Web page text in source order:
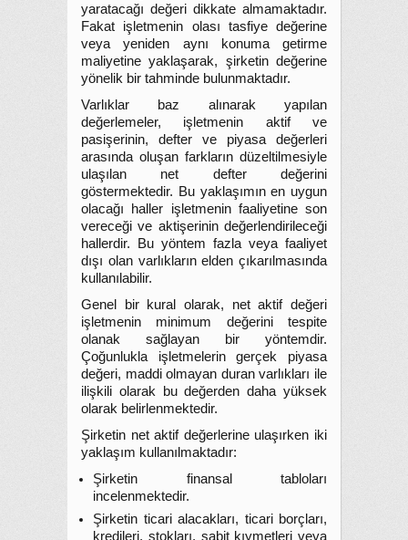
yaratacağı değeri dikkate almamaktadır.
Fakat işletmenin olası tasfiye değerine
veya yeniden aynı konuma getirme
maliyetine yaklaşarak, şirketin değerine
yönelik bir tahminde bulunmaktadır.
Varlıklar baz alınarak yapılan
değerlemeler, işletmenin aktif ve
pasişerinin, defter ve piyasa değerleri
arasında oluşan farkların düzeltilmesiyle
ulaşılan net defter değerini
göstermektedir. Bu yaklaşımın en uygun
olacağı haller işletmenin faaliyetine son
vereceği ve aktişerinin değerlendirileceği
hallerdir. Bu yöntem fazla veya faaliyet
dışı olan varlıkların elden çıkarılmasında
kullanılabilir.
Genel bir kural olarak, net aktif değeri
işletmenin minimum değerini tespite
olanak sağlayan bir yöntemdir.
Çoğunlukla işletmelerin gerçek piyasa
değeri, maddi olmayan duran varlıkları ile
ilişkili olarak bu değerden daha yüksek
olarak belirlenmektedir.
Şirketin net aktif değerlerine ulaşırken iki
yaklaşım kullanılmaktadır:
Şirketin finansal tabloları
incelenmektedir.
Şirketin ticari alacakları, ticari borçları,
kredileri, stokları, sabit kıymetleri veya